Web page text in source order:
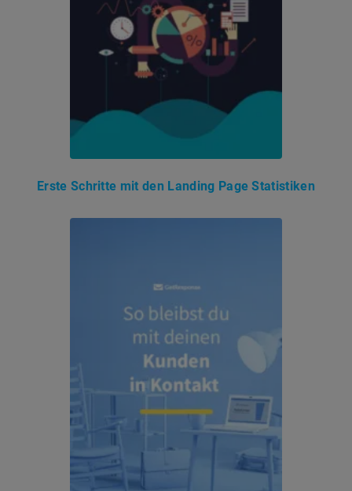
Erste Schritte mit den Landing Page Statistiken